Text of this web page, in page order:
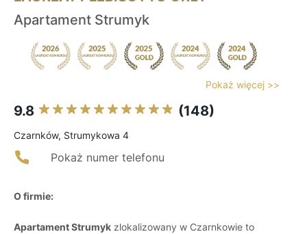
Apartament Strumyk
Pokaż więcej >>
9.8 (148)
Czarnków, Strumykowa 4
Pokaż numer telefonu
O firmie:
Apartament Strumyk zlokalizowany w Czarnkowie to